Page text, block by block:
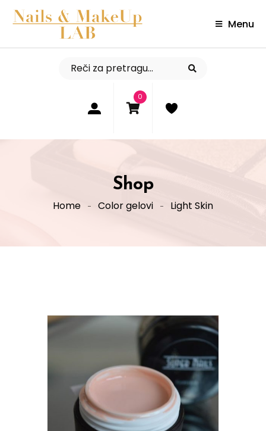
Menu
0
Shop
Home Color gelovi Light Skin